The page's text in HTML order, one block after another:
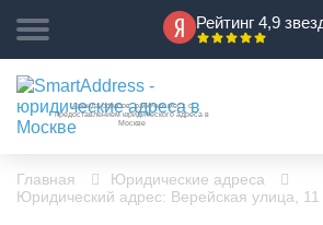
Рейтинг 4,9
Аренда офисов, рабочих мест, с
предоставлением юридического адреса в
Москве
Главная
Юридические адреса
Юридический адрес: Верейская улица, 11